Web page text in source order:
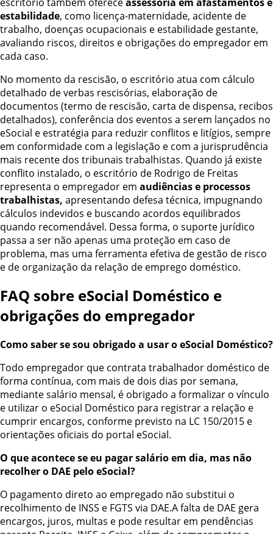
estabilidade, como licença-maternidade, acidente de
trabalho, doenças ocupacionais e estabilidade gestante,
avaliando riscos, direitos e obrigações do empregador em
cada caso.
No momento da rescisão, o escritório atua com cálculo
detalhado de verbas rescisórias, elaboração de
documentos (termo de rescisão, carta de dispensa, recibos
detalhados), conferência dos eventos a serem lançados no
eSocial e estratégia para reduzir conflitos e litígios, sempre
em conformidade com a legislação e com a jurisprudência
mais recente dos tribunais trabalhistas. Quando já existe
conflito instalado, o escritório de Rodrigo de Freitas
representa o empregador em audiências e processos
trabalhistas, apresentando defesa técnica, impugnando
cálculos indevidos e buscando acordos equilibrados
quando recomendável. Dessa forma, o suporte jurídico
passa a ser não apenas uma proteção em caso de
problema, mas uma ferramenta efetiva de gestão de risco
e de organização da relação de emprego doméstico.
FAQ sobre eSocial Doméstico e
obrigações do empregador
Como saber se sou obrigado a usar o eSocial Doméstico?
Todo empregador que contrata trabalhador doméstico de
forma contínua, com mais de dois dias por semana,
mediante salário mensal, é obrigado a formalizar o vínculo
e utilizar o eSocial Doméstico para registrar a relação e
cumprir encargos, conforme previsto na LC 150/2015 e
orientações oficiais do portal eSocial.
O que acontece se eu pagar salário em dia, mas não
recolher o DAE pelo eSocial?
O pagamento direto ao empregado não substitui o
recolhimento de INSS e FGTS via DAE.A falta de DAE gera
encargos, juros, multas e pode resultar em pendências